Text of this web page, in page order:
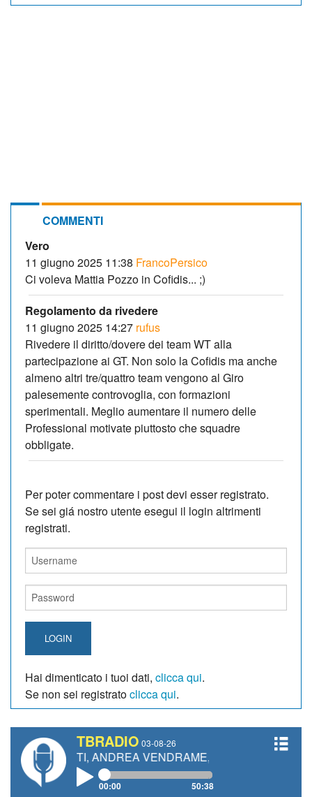
COMMENTI
Vero
11 giugno 2025 11:38 FrancoPersico
Ci voleva Mattia Pozzo in Cofidis... ;)
Regolamento da rivedere
11 giugno 2025 14:27 rufus
Rivedere il diritto/dovere dei team WT alla
partecipazione ai GT. Non solo la Cofidis ma anche
almeno altri tre/quattro team vengono al Giro
palesemente controvoglia, con formazioni
sperimentali. Meglio aumentare il numero delle
Professional motivate piuttosto che squadre
obbligate.
Per poter commentare i post devi esser registrato.
Se sei giá nostro utente esegui il login altrimenti
registrati.
LOGIN
Hai dimenticato i tuoi dati, clicca qui.
Se non sei registratoclicca qui.
TBRADIO 03-08-26
ANDREA VENDRAME, FILIPPO FIORELLI
00:00 50:38